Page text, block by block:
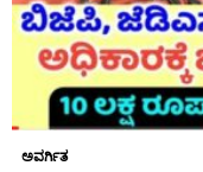
ಅವರ್ಗಿತ